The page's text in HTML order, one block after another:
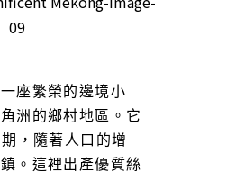
座繁榮的邊境小
洲的鄉村地區。它
，隨著人口的增
。這裡出產優質絲